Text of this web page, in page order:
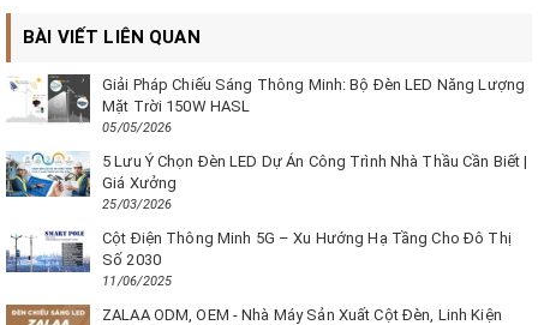
BÀI VIẾT LIÊN QUAN
Giải Pháp Chiếu Sáng Thông Minh: Bộ Đèn LED Năng Lượng
Mặt Trời 150W HASL
05/05/2026
5 Lưu Ý Chọn Đèn LED Dự Án Công Trình Nhà Thầu Cần Biết |
Giá Xưởng
25/03/2026
Cột Điện Thông Minh 5G – Xu Hướng Hạ Tầng Cho Đô Thị
Số 2030
11/06/2025
ZALAA ODM, OEM - Nhà Máy Sản Xuất Cột Đèn, Linh Kiện